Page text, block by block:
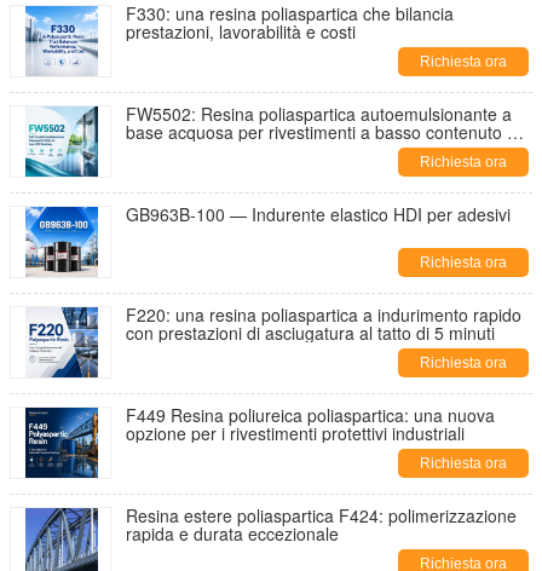
F330: una resina poliaspartica che bilancia
prestazioni, lavorabilità e costi
Richiesta ora
FW5502: Resina poliaspartica autoemulsionante a
base acquosa per rivestimenti a basso contenuto di
Richiesta ora
GB963B-100 — Indurente elastico HDI per adesivi
Richiesta ora
F220: una resina poliaspartica a indurimento rapido
con prestazioni di asciugatura al tatto di 5 minuti
Richiesta ora
F449 Resina poliureica poliaspartica: una nuova
opzione per i rivestimenti protettivi industriali
Richiesta ora
Resina estere poliaspartica F424: polimerizzazione
rapida e durata eccezionale
Richiesta ora